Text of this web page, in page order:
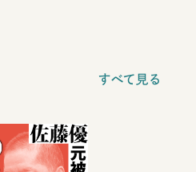
すべて見る